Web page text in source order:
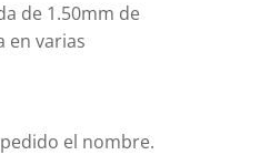
de 1.50mm de
en varias
pedido el nombre.